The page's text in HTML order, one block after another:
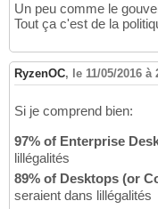
Un peu comme le
Tout ça c'est de la
RyzenOC, le 11/05/2016 à
Si je comprend bien:
97% of Enterprise
lillégalités
89% of Desktops (or
seraient dans lillégalités